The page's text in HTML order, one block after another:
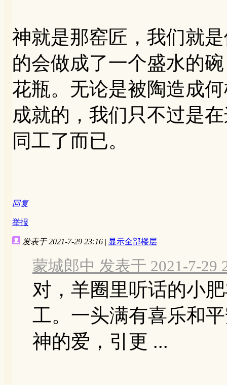
神就是那窑匠，我们就
的会做成了一个盛水的
花瓶。无论是被陶造成
成就的，我们只不过是
同工了而已。
回复
举报
发表于 2021-7-29 23:16 | 显示全部楼层
蒙城郎中 发表于 2021-7-29
对，羊圈里听话的小
工。一头满有喜乐和
神的爱，引更 ...